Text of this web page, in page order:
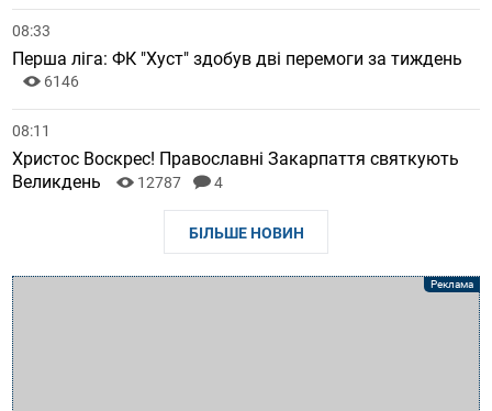
08:33
Перша ліга: ФК "Хуст" здобув дві перемоги за тиждень
6146
08:11
Христос Воскрес! Православні Закарпаття святкують
Великдень
12787 4
БІЛЬШЕ НОВИН